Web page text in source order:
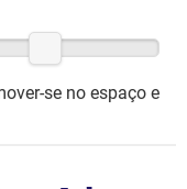
se no espaço e